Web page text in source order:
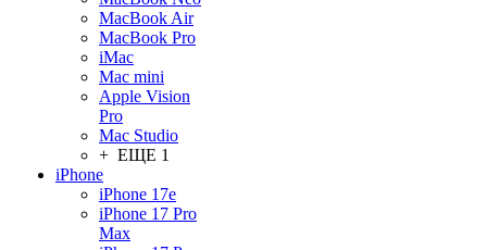
MacBook Air
MacBook Pro
iMac
Mac mini
Apple Vision
Pro
Mac Studio
+ ЕЩЕ 1
iPhone
iPhone 17e
iPhone 17 Pro
Max